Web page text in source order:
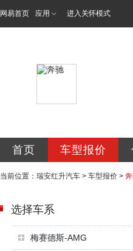
网易首页 应用 进入关怀模式
首页 车型报价
当前位置： 瑞安红升汽车 > 车型报价 >
选择车系
梅赛德斯-AMG